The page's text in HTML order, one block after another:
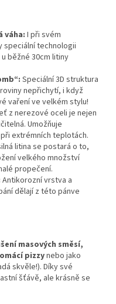
váha: I při svém
speciální technologii
běžné 30cm litiny
Speciální 3D struktura
nepřichytí, i když
vaření ve velkém stylu!
z nerezové oceli je nejen
Umožňuje
extrémních teplotách.
litina se postará o to,
velkého množství
propečení.
Antikorozní vrstva a
dělají z této pánve
masových směsí,
pizzynebo jako
skvěle!). Díky své
šťávě, ale krásně se